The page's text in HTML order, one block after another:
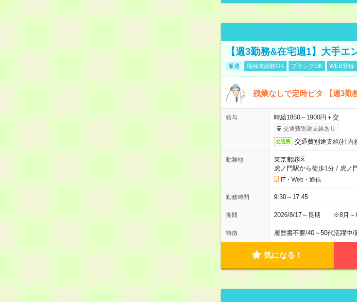
【週3勤務&在宅週1】大手エ
派遣 職種未経験OK ブランクOK WEB登録
残業なしで定時ピタ 【週3勤
給与 時給1850～1900円＋交
交通費別途支給あり
交通費 交通費別途支給(社内
勤務地
東京都港区
虎ノ門駅から徒歩1分/ 虎ノ
IT・Web・通信
勤務時間 9:30～17:45
期間 2026/8/17～長期 ※8月～
特徴 履歴書不要/40～50代活躍中/
気になる！